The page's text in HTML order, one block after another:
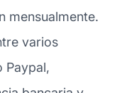
mensualmente.
varios
Paypal,